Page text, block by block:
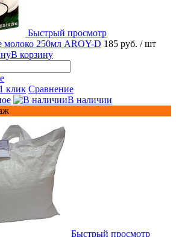
Быстрый просмотр
молоко 250мл AROY-D 185 руб. / шт
В корзину
клик Сравнение
В наличии
Быстрый просмотр